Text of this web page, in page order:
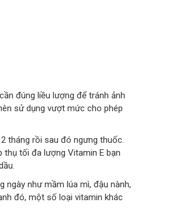
đúng liều lượng để tránh ảnh
sử dụng vượt mức cho phép
tháng rồi sau đó ngưng thuốc.
thụ tối đa lượng Vitamin E bạn
ngày như mầm lúa mì, đậu nành,
đó, một số loại vitamin khác